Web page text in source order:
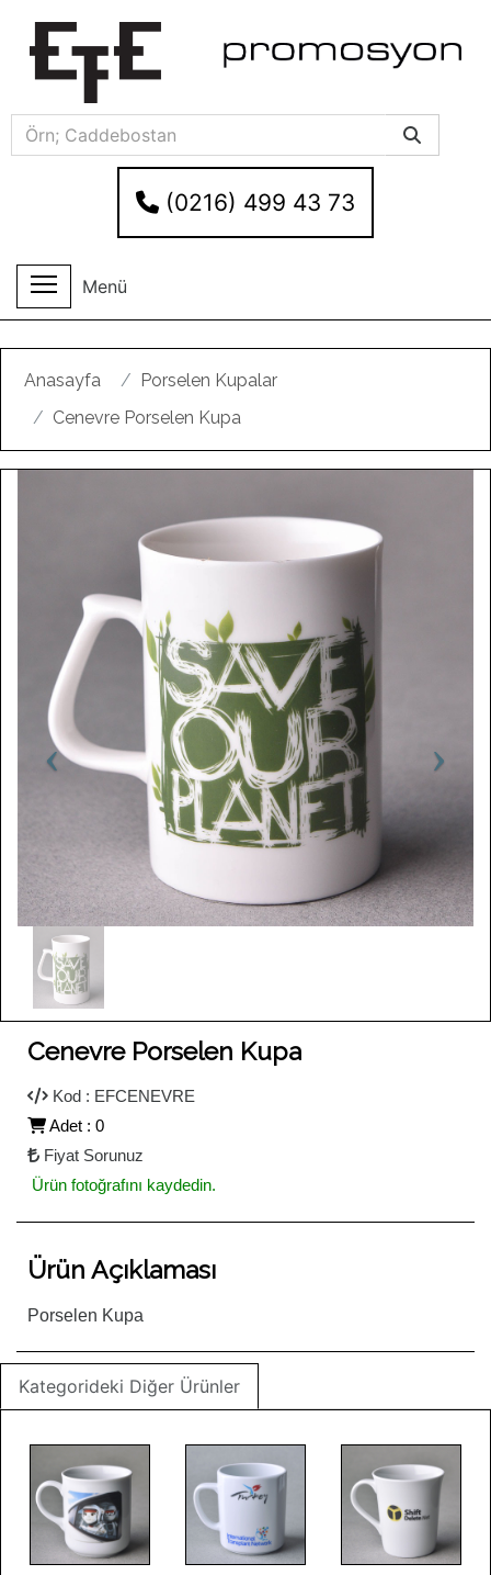
(0216) 499 43 73
Menü
Anasayfa
Porselen Kupalar
Cenevre Porselen Kupa
Cenevre Porselen Kupa
Kod : EFCENEVRE
Adet : 0
Fiyat Sorunuz
Ürün fotoğrafını kaydedin.
Ürün Açıklaması
Porselen Kupa
Kategorideki Diğer Ürünler